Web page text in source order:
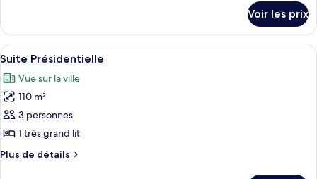
Chambre
Deluxe
-
Vue
Montaigne
le
type
de
Chambre
Deluxe
Vue
Montaigne
Voir les prix
Afficher
toutes
les
photos
pour
ce
type
de
Une pièce avec une grande fenêtre,
5
Suite Présidentielle
Vue sur la ville
110 m²
3 personnes
1 très grand lit
Plus de détails
Plus